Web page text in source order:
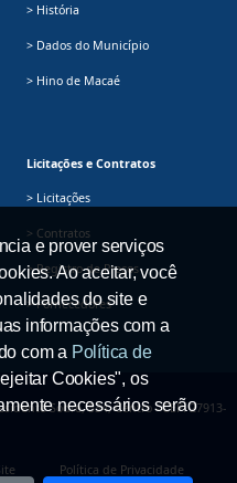
> História
> Dados do Município
> Hino de Macaé
Licitações e Contratos
> Licitações
> Contratos
> Registro de Preços
> Fornecedores
Sodré, 534, Centro - CEP: 27913-
Política de Privacidade
e prover serviços
Ao aceitar, você
do site e
informações com a
com a Política de
Cookies", os
necessários serão